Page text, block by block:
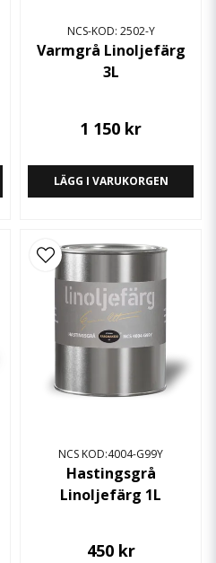
NCS-KOD: 2502-Y
Varmgrå Linoljefärg
3L
1 150 kr
LÄGG I VARUKORGEN
NCS KOD:4004-G99Y
Hastingsgrå
Linoljefärg 1L
450 kr